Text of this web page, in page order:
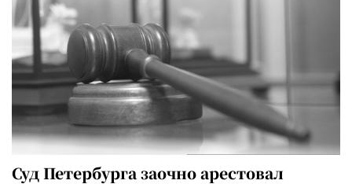
Суд Петербурга заочно арестовал